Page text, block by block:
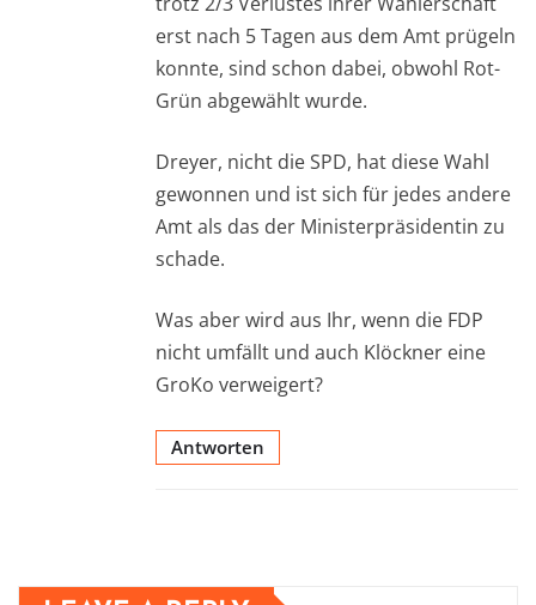
erst nach 5 Tagen aus dem Amt prügeln
konnte, sind schon dabei, obwohl Rot-
Grün abgewählt wurde.
Dreyer, nicht die SPD, hat diese Wahl
gewonnen und ist sich für jedes andere
Amt als das der Ministerpräsidentin zu
schade.
Was aber wird aus Ihr, wenn die FDP
nicht umfällt und auch Klöckner eine
GroKo verweigert?
Antworten